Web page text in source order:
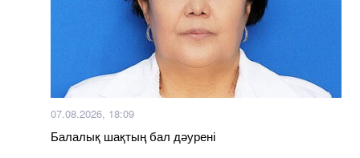
07.08.2026, 18:09
Балалық шақтың бал дәурені